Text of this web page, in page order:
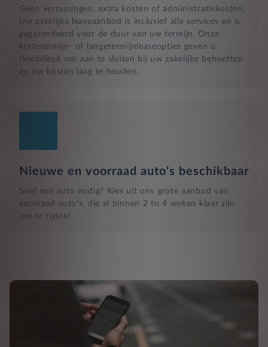
Geen verrassingen, extra kosten of administratiekosten.
Uw zakelijke leaseaanbod is inclusief alle services en is
gegarandeerd voor de duur van uw termijn. Onze
kortetermijn- of langetermijnleaseopties geven u
flexibiliteit om aan te sluiten bij uw zakelijke behoeften
en uw kosten laag te houden.
Nieuwe en voorraad auto's beschikbaar
Snel een auto nodig? Kies uit ons grote aanbod van
voorraad auto's, die al binnen 2 to 4 weken klaar zijn
om te rijden!